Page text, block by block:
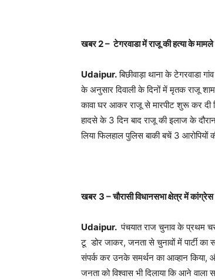
खबर2 –टेगरवाडा में राजू की हत्या के
Udaipur.बिछीवाड़ा थाना के टेगरवाडा
के अनुसार दिवाली के दिनों में मृतक राजू
कावा घर आकर राजू से मारपीट शुरू कर दी
हादसे के 3 दिन बाद राजू की इलाज के
लिया फिलहाल पुलिस बाकी बचें 3 आरोपियों
खबर 3 –चौरासी विधानसभा क्षेत्र में
Udaipur. पंचयात राज चुनाव के प्रथम
टू डोर जाकर, जनता से चुनावों में पार्टी
संपर्क कर उनके समर्थन का आव्हान किया,
जनता को विश्वास भी दिलाया कि आने